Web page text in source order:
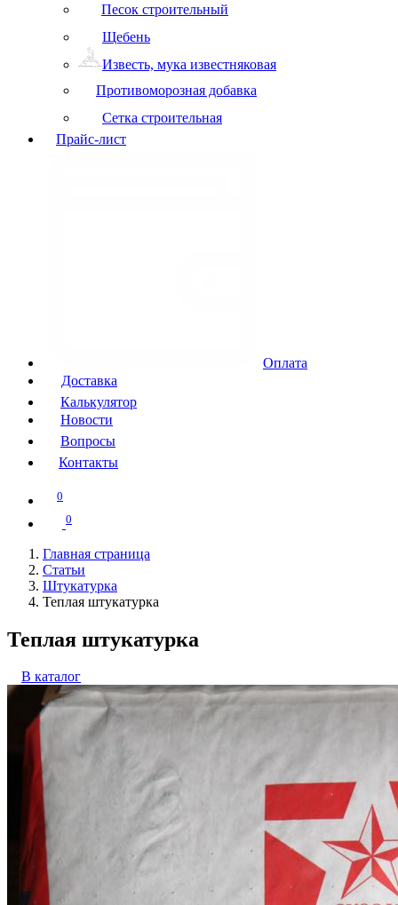
Песок строительный
Щебень
Известь, мука известняковая
Противоморозная добавка
Сетка строительная
Прайс-лист
Оплата
Доставка
Калькулятор
Новости
Вопросы
Контакты
0
0
Главная страница
Статьи
Штукатурка
Теплая штукатурка
Теплая штукатурка
В каталог